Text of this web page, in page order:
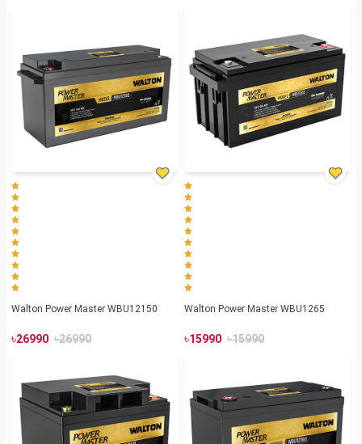
Walton Power Master WBU12150
৳26990 ৳26990
Walton Power Master WBU1265
৳15990 ৳15990